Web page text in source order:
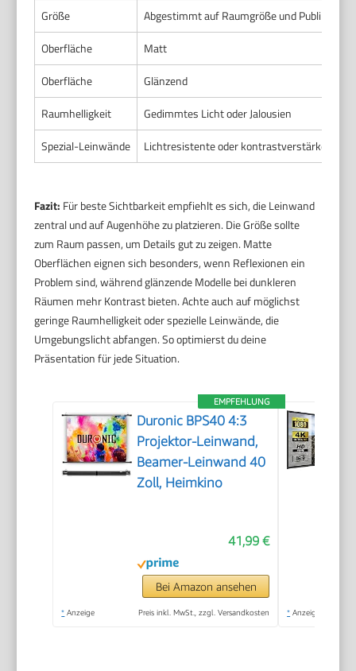
Größe
Abgestimmt auf Raumgröße und Publikum
Oberfläche
Matt
Oberfläche
Glänzend
Raumhelligkeit
Gedimmtes Licht oder Jalousien
Spezial-Leinwände
Lichtresistente oder kontrastverstärkende
Fazit: Für beste Sichtbarkeit empfiehlt es sich, die Leinwand
zentral und auf Augenhöhe zu platzieren. Die Größe sollte
zum Raum passen, um Details gut zu zeigen. Matte
Oberflächen eignen sich besonders, wenn Reflexionen ein
Problem sind, während glänzende Modelle bei dunkleren
Räumen mehr Kontrast bieten. Achte auch auf möglichst
geringe Raumhelligkeit oder spezielle Leinwände, die
Umgebungslicht abfangen. So optimierst du deine
Präsentation für jede Situation.
EMPFEHLUNG
Duronic BPS40 4:3
Projektor-Leinwand,
Beamer-Leinwand 40
Zoll, Heimkino
41,99 €
Bei Amazon ansehen
* Anzeige Preis inkl. MwSt., zzgl. Versandkosten * Anzeige